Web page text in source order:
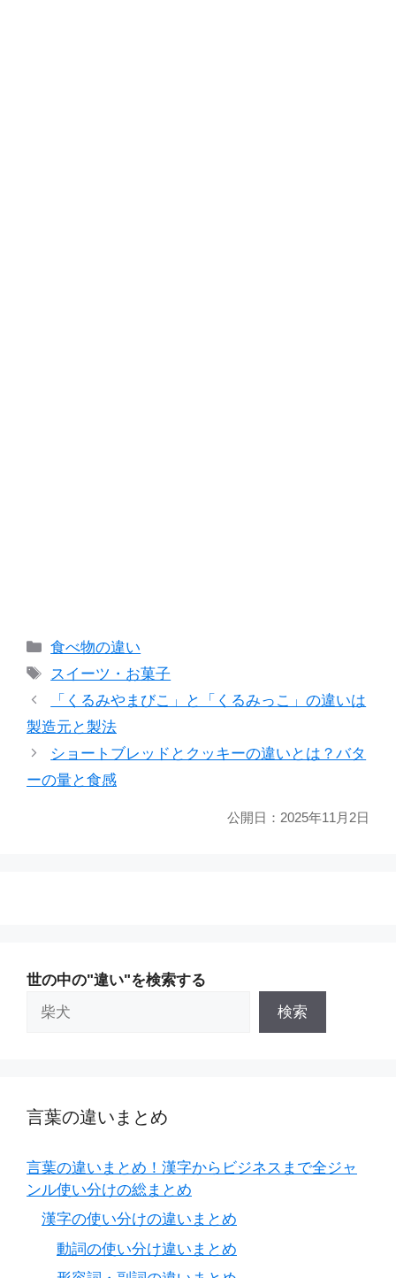
カ
テ
ゴ
リ
ー
食べ物の違い
タ
グ
スイーツ・お菓子
「くるみやまびこ」と「くるみっこ」の違いは
製造元と製法
ショートブレッドとクッキーの違いとは？バタ
ーの量と食感
公開日： 2025年11月2日
世の中の"違い"を検索する
検索
言葉の違いまとめ
言葉の違いまとめ！漢字からビジネスまで全ジャ
ンル使い分けの総まとめ
漢字の使い分けの違いまとめ
動詞の使い分け違いまとめ